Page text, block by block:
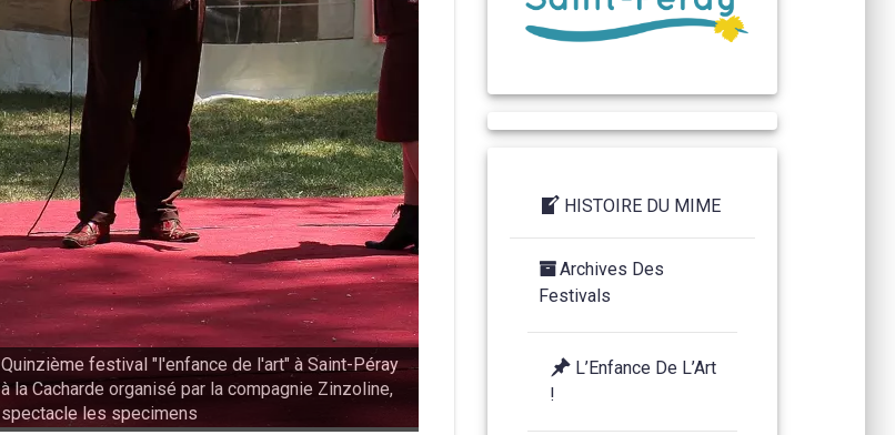
Quinzième festival "l'enfance de l'art" à Saint-Péray
à la Cacharde organisé par la compagnie Zinzoline,
spectacle les specimens
Quinzième festival "l'enfance de l'art" à Saint-Péray
à la Cacharde organisé par la compagnie Zinzoline,
HISTOIRE DU MIME
Archives Des
Festivals
L’Enfance De L’Art
!